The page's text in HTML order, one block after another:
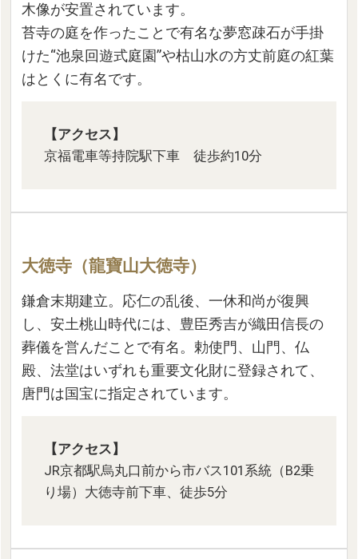
木像が安置されています。
苔寺の庭を作ったことで有名な夢窓疎石が手掛
けた“池泉回遊式庭園”や枯山水の方丈前庭の紅葉
はとくに有名です。
【アクセス】
京福電車等持院駅下車 徒歩約10分
大徳寺（龍寶山大徳寺）
鎌倉末期建立。応仁の乱後、一休和尚が復興
し、安土桃山時代には、豊臣秀吉が織田信長の
葬儀を営んだことで有名。勅使門、山門、仏
殿、法堂はいずれも重要文化財に登録されて、
唐門は国宝に指定されています。
【アクセス】
JR京都駅烏丸口前から市バス101系統（B2乗
り場）大徳寺前下車、徒歩5分